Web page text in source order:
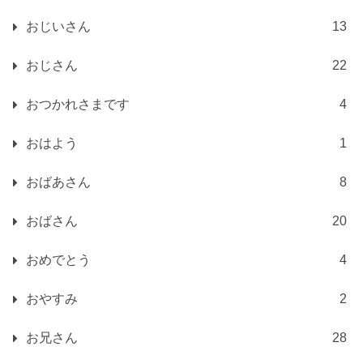
おじいさん 13
おじさん 22
おつかれさまです 4
おはよう 1
おばあさん 8
おばさん 20
おめでとう 4
おやすみ 2
お兄さん 28